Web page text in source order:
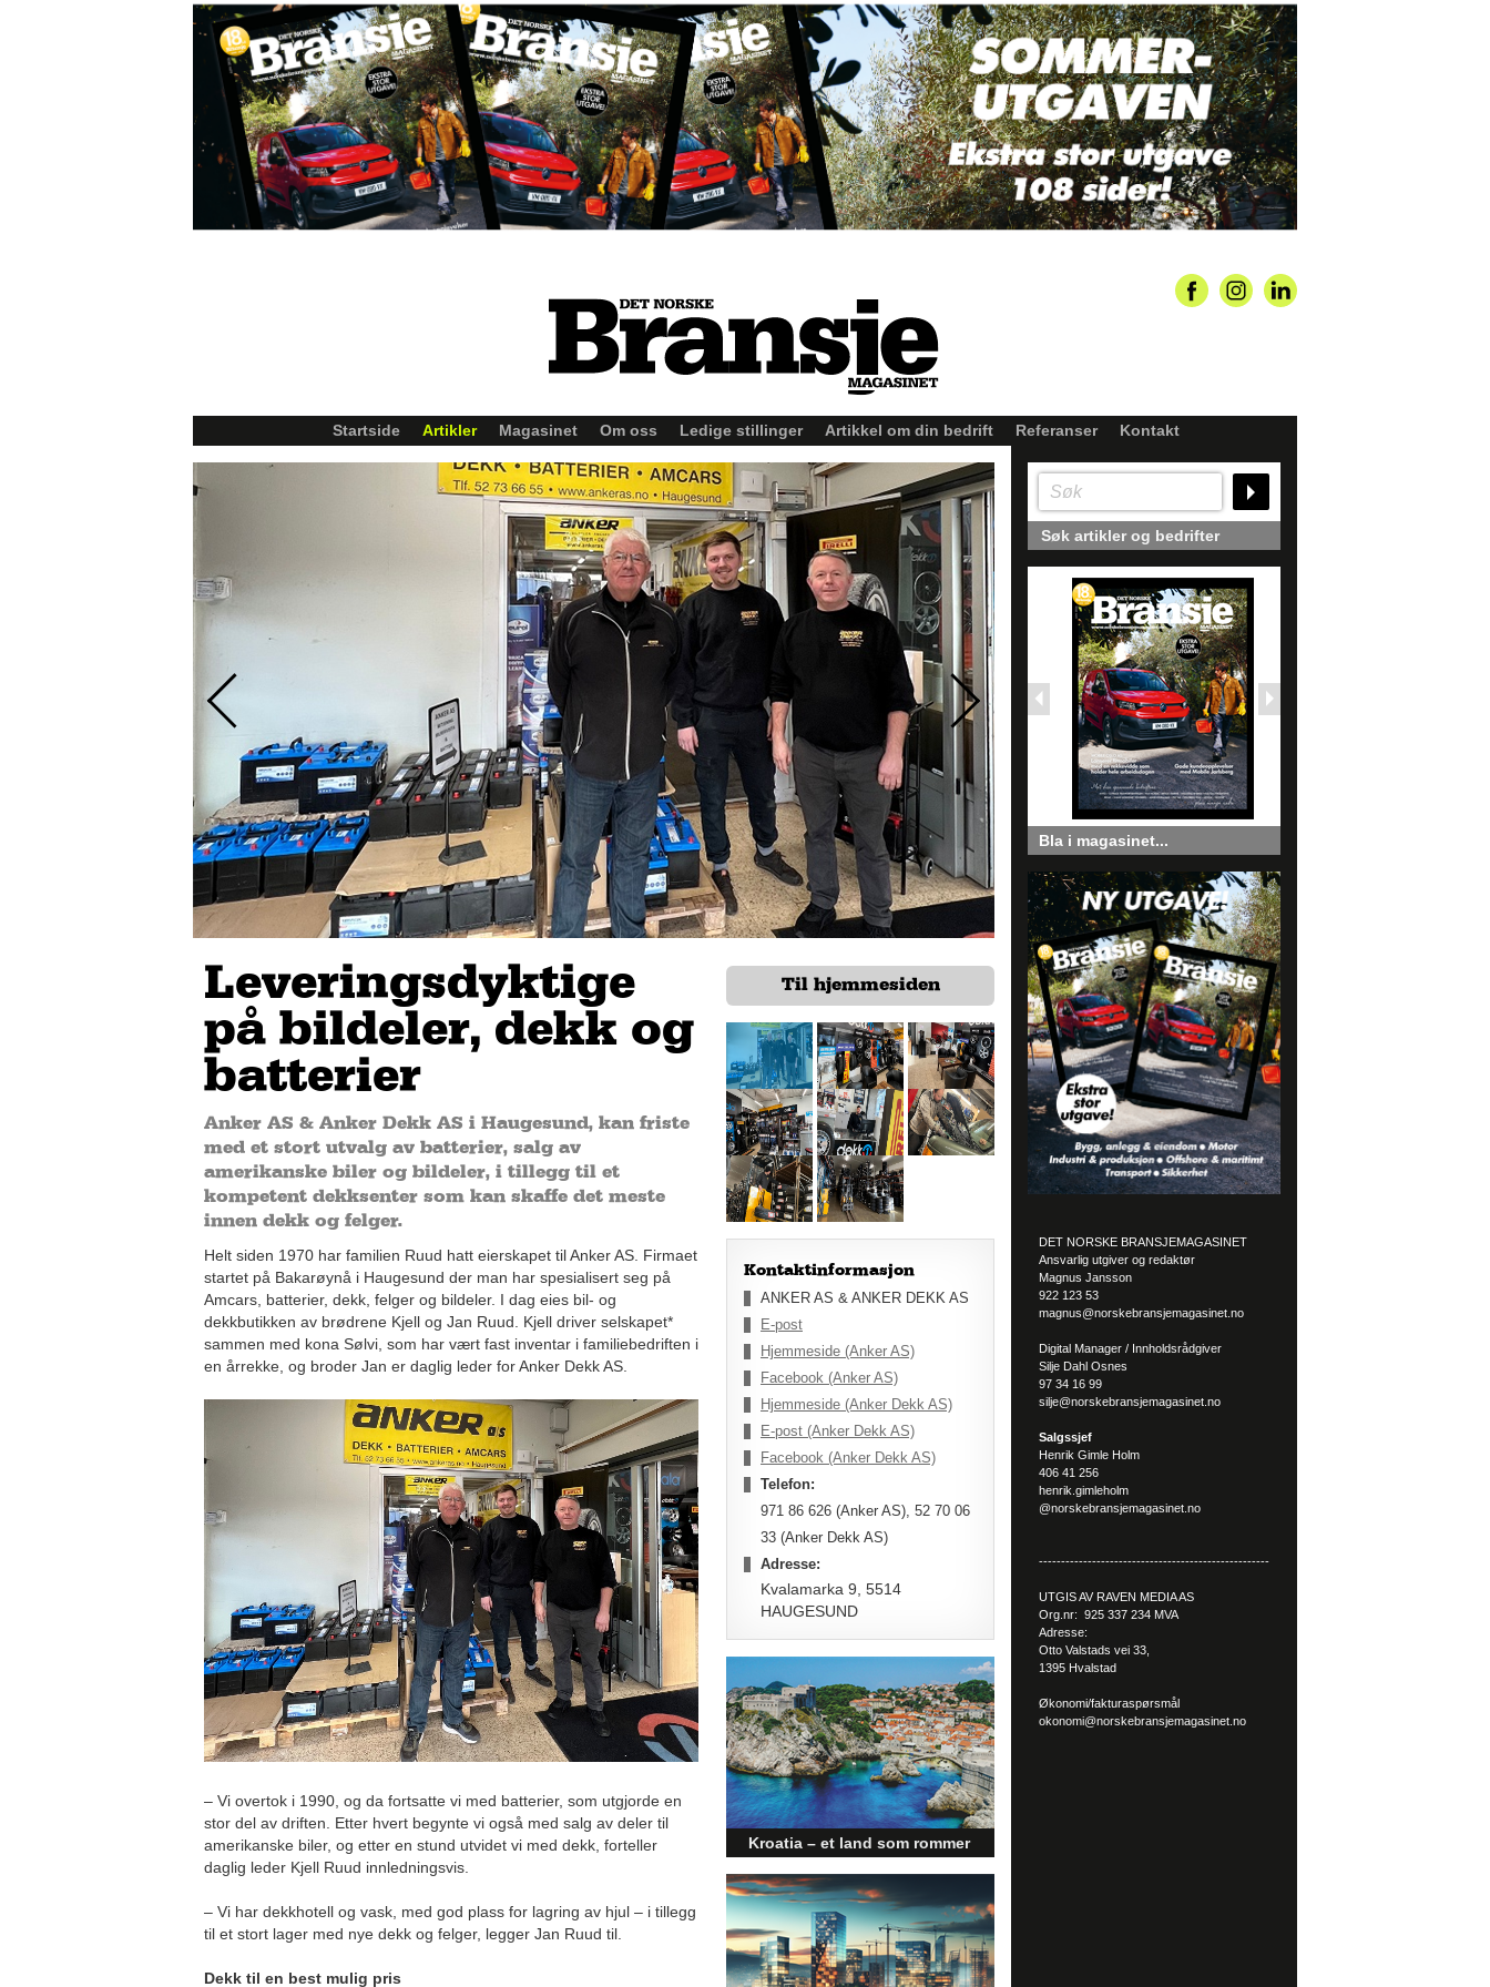
Startside Artikler Magasinet Om oss Ledige stillinger Artikkel om din bedrift Referanser Kontakt
Leveringsdyktige
på bildeler, dekk og
batterier
Anker AS & Anker Dekk AS i Haugesund, kan friste
med et stort utvalg av batterier, salg av
amerikanske biler og bildeler, i tillegg til et
kompetent dekksenter som kan skaffe det meste
innen dekk og felger.
Helt siden 1970 har familien Ruud hatt eierskapet til Anker AS. Firmaet
startet på Bakarøynå i Haugesund der man har spesialisert seg på
Amcars, batterier, dekk, felger og bildeler. I dag eies bil- og
dekkbutikken av brødrene Kjell og Jan Ruud. Kjell driver selskapet*
sammen med kona Sølvi, som har vært fast inventar i familiebedriften i
en årrekke, og broder Jan er daglig leder for Anker Dekk AS.
– Vi overtok i 1990, og da fortsatte vi med batterier, som utgjorde en
stor del av driften. Etter hvert begynte vi også med salg av deler til
amerikanske biler, og etter en stund utvidet vi med dekk, forteller
daglig leder Kjell Ruud innledningsvis.
– Vi har dekkhotell og vask, med god plass for lagring av hjul – i tillegg
til et stort lager med nye dekk og felger, legger Jan Ruud til.
Dekk til en best mulig pris
Til hjemmesiden
Kontaktinformasjon
ANKER AS & ANKER DEKK AS
E-post
Hjemmeside (Anker AS)
Facebook (Anker AS)
Hjemmeside (Anker Dekk AS)
E-post (Anker Dekk AS)
Facebook (Anker Dekk AS)
Telefon:
971 86 626 (Anker AS), 52 70 06
33 (Anker Dekk AS)
Adresse:
Kvalamarka 9, 5514
HAUGESUND
Kroatia – et land som rommer
mer enn kysten
Kroatia forbindes ofte med sol,
bading og klart hav, men landet
har langt flere sider enn det
førsteinntrykket mange sitter igjen
med.
Søk artikler og bedrifter
Bla i magasinet...
DET NORSKE BRANSJEMAGASINET
Ansvarlig utgiver og redaktør
Magnus Jansson
922 123 53
magnus@norskebransjemagasinet.no
Digital Manager / Innholdsrådgiver
Silje Dahl Osnes
97 34 16 99
silje@norskebransjemagasinet.no
Salgssjef
Henrik Gimle Holm
406 41 256
henrik.gimleholm
@norskebransjemagasinet.no
----------------------------------------------------
UTGIS AV RAVEN MEDIA AS
Org.nr: 925 337 234 MVA
Adresse:
Otto Valstads vei 33,
1395 Hvalstad
Økonomi/fakturaspørsmål
okonomi@norskebransjemagasinet.no